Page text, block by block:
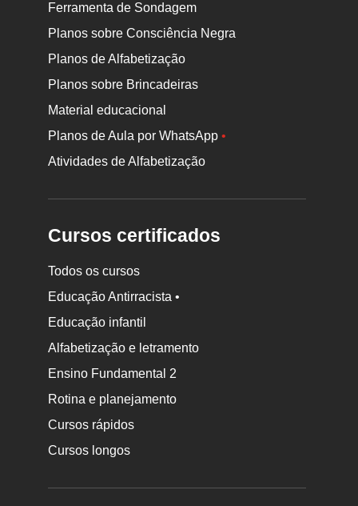
Ferramenta de Sondagem
Planos sobre Consciência Negra
Planos de Alfabetização
Planos sobre Brincadeiras
Material educacional
Planos de Aula por WhatsApp•
Atividades de Alfabetização
Cursos certificados
Todos os cursos
Educação Antirracista •
Educação infantil
Alfabetização e letramento
Ensino Fundamental 2
Rotina e planejamento
Cursos rápidos
Cursos longos